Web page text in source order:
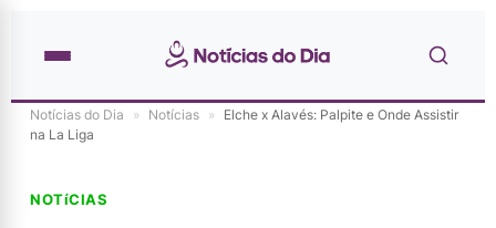
Notícias do Dia » Notícias » Elche x Alavés: Palpite e Onde Assistir
na La Liga
NOTíCIAS